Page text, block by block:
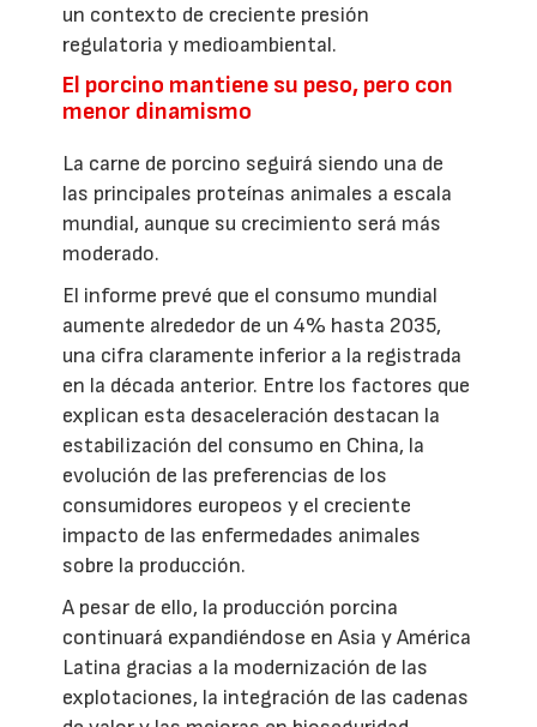
un contexto de creciente presión
regulatoria y medioambiental.
El porcino mantiene su peso, pero con
menor dinamismo
La carne de porcino seguirá siendo una de
las principales proteínas animales a escala
mundial, aunque su crecimiento será más
moderado.
El informe prevé que el consumo mundial
aumente alrededor de un 4% hasta 2035,
una cifra claramente inferior a la registrada
en la década anterior. Entre los factores que
explican esta desaceleración destacan la
estabilización del consumo en China, la
evolución de las preferencias de los
consumidores europeos y el creciente
impacto de las enfermedades animales
sobre la producción.
A pesar de ello, la producción porcina
continuará expandiéndose en Asia y América
Latina gracias a la modernización de las
explotaciones, la integración de las cadenas